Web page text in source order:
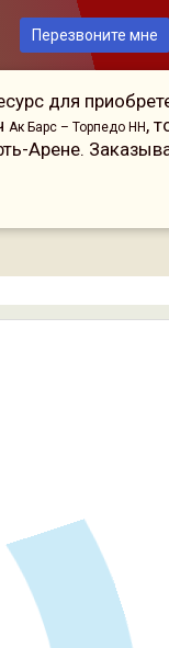
Перезвоните мне
для
Ак Барс – Торпедо НН ,
Арене.